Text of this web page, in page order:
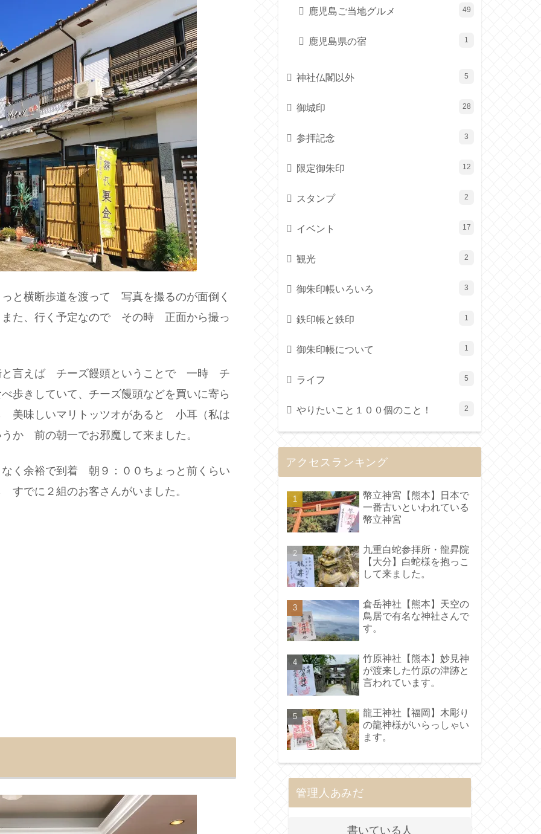
と横断歩道を渡って 写真を撮るのが面倒く
た、行く予定なので その時 正面から撮っ
と言えば チーズ饅頭ということで 一時 チ
歩きしていて、チーズ饅頭などを買いに寄ら
美味しいマリトッツオがあると 小耳（私は
か 前の朝一でお邪魔して来ました。
く余裕で到着 朝９：００ちょっと前くらい
でに２組のお客さんがいました。
鹿児島ご当地グルメ 49
鹿児島県の宿 1
神社仏閣以外 5
御城印 28
参拝記念 3
限定御朱印 12
スタンプ 2
イベント 17
観光 2
御朱印帳いろいろ 3
鉄印帳と鉄印 1
御朱印帳について 1
ライフ 5
やりたいこと１００個のこと！ 2
アクセスランキング
幣立神宮【熊本】日本で
一番古いといわれている
幣立神宮
九重白蛇参拝所・龍昇院
【大分】白蛇様を抱っこ
して来ました。
倉岳神社【熊本】天空の
鳥居で有名な神社さんで
す。
竹原神社【熊本】妙見神
が渡来した竹原の津跡と
言われています。
龍王神社【福岡】木彫り
の龍神様がいらっしゃい
ます。
管理人あみだ
書いている人